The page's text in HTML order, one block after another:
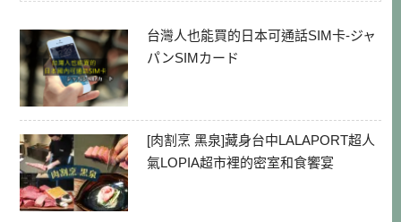
台灣人也能買的日本可通話SIM卡-ジャ
パンSIMカード
[肉割烹 黑泉]藏身台中LALAPORT超人
氣LOPIA超市裡的密室和食饗宴